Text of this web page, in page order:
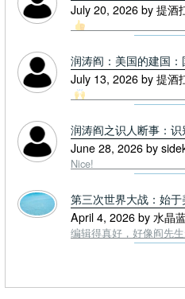
July 20, 2026 by 提酒
润涛阎：美国的建国
July 13, 2026 by 提酒
润涛阎之识人断事：
June 28, 2026 by
Nice!
第三次世界大战：始
April 4, 2026 by 水晶
编辑得真好，好像阎先生